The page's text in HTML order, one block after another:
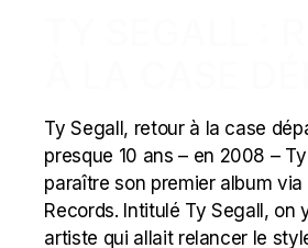
Ty Segall, retour à la case
presque 10 ans – en 2008 –
paraître son premier album via
Records. Intitulé Ty Segall, on
artiste qui allait relancer le